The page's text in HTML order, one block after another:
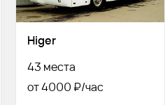
Higer
43 места
от 4000 ₽